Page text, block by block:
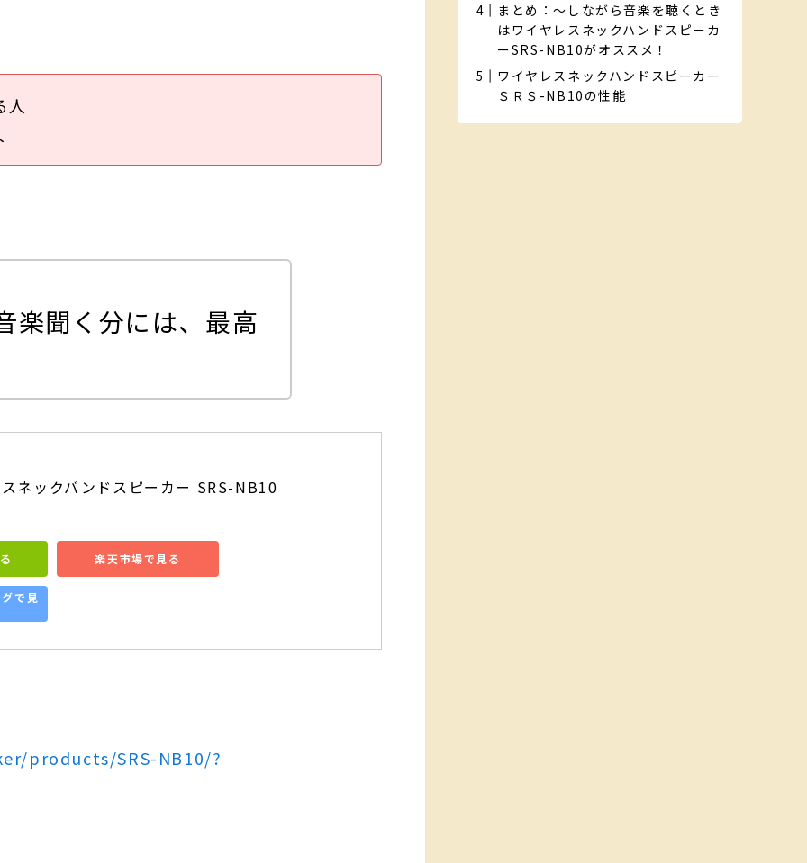
人
楽聞く分には、最高
ネックバンドスピーカー SRS-NB10
楽天市場で見る
で見
products/SRS-NB10/?
まとめ：～しながら音楽を聴くとき
はワイヤレスネックハンドスピーカ
ーSRS-NB10がオススメ！
ワイヤレスネックハンドスピーカー
ＳＲＳ-NB10の性能